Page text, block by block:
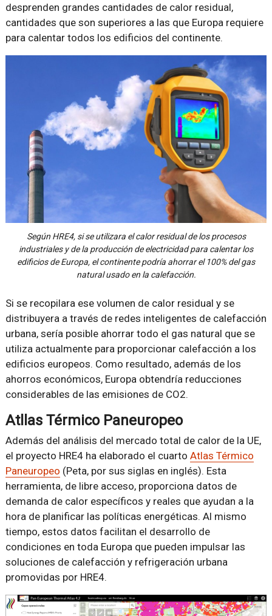
desprenden grandes cantidades de calor residual,
cantidades que son superiores a las que Europa requiere
para calentar todos los edificios del continente.
Según HRE4, si se utilizara el calor residual de los procesos
industriales y de la producción de electricidad para calentar los
edificios de Europa, el continente podría ahorrar el 100% del gas
natural usado en la calefacción.
Si se recopilara ese volumen de calor residual y se
distribuyera a través de redes inteligentes de calefacción
urbana, sería posible ahorrar todo el gas natural que se
utiliza actualmente para proporcionar calefacción a los
edificios europeos. Como resultado, además de los
ahorros económicos, Europa obtendría reducciones
considerables de las emisiones de CO2.
Atllas Térmico Paneuropeo
Además del análisis del mercado total de calor de la UE,
el proyecto HRE4 ha elaborado el cuarto Atlas Térmico
Paneuropeo (Peta, por sus siglas en inglés). Esta
herramienta, de libre acceso, proporciona datos de
demanda de calor específicos y reales que ayudan a la
hora de planificar las políticas energéticas. Al mismo
tiempo, estos datos facilitan el desarrollo de
condiciones en toda Europa que pueden impulsar las
soluciones de calefacción y refrigeración urbana
promovidas por HRE4.